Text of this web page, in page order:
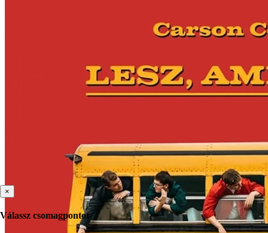
×
Válassz csomagpontot